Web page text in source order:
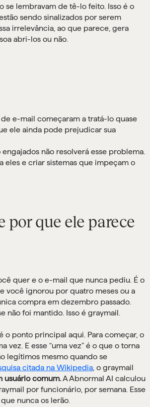
se lembravam de tê-lo feito. Isso é o
sendo sinalizados por serem
irrelevância, ao que parece, gera
abri-los ou não.
e-mail começaram a tratá-lo quase
ele ainda pode prejudicar sua
não resolverá esse problema.
eles e criar sistemas que impeçam o
por que ele parece
quer e o e-mail que nunca pediu. É o
você ignorou por quatro meses ou a
compra em dezembro passado.
não foi mantido. Isso é graymail.
o ponto principal aqui. Para começar, o
vez. E esse “uma vez” é o que o torna
legítimos mesmo quando se
citada na Wikipedia , o graymail
usuário comum.A Abnormal AI calculou
por funcionário, por semana. Esse
nunca os lerão.